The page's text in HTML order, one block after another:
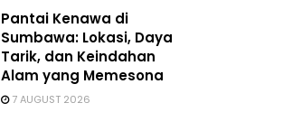
Pantai Kenawa di
Sumbawa: Lokasi, Daya
Tarik, dan Keindahan
Alam yang Memesona
7 AUGUST 2026